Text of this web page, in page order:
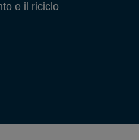
e il riciclo